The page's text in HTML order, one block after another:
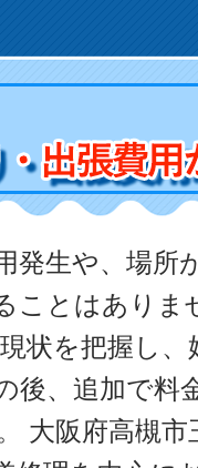
発生や、場所
ことはありま
状を把握し
後、追加で料
大阪府高槻